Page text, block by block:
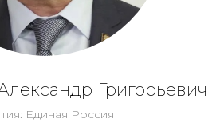
Григорьевич
Единая Россия